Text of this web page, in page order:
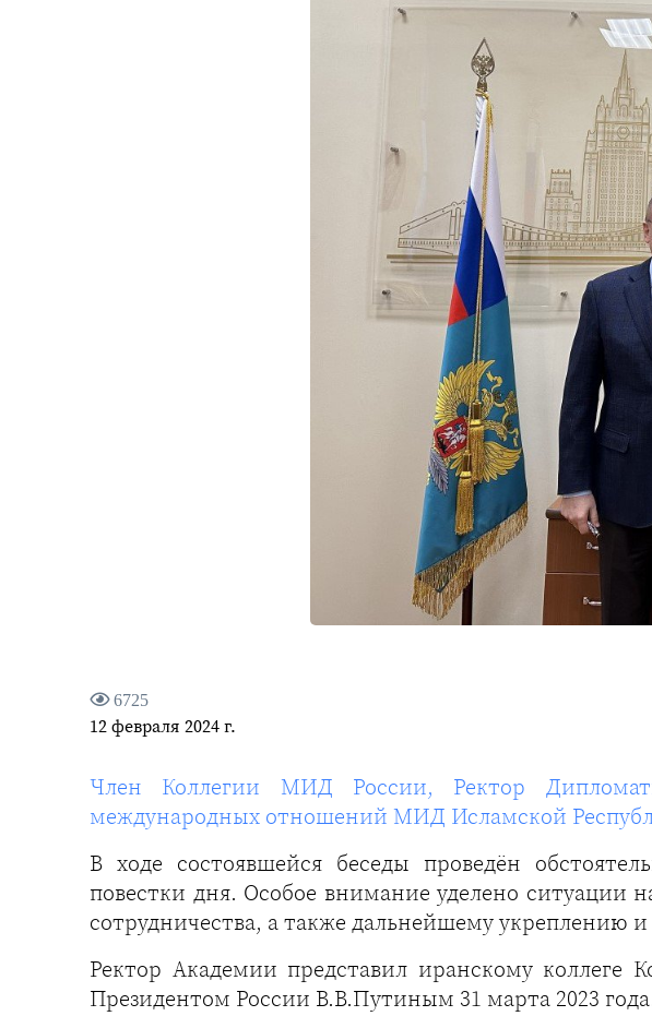
6725
12 февраля 2024 г.
Член Коллегии МИД России, Ректор
международных отношений МИД Исламской
В ходе состоявшейся беседы проведён
повестки дня. Особое внимание уделено ситуации
сотрудничества, а также дальнейшему
Ректор Академии представил иранскому
Президентом России В.В.Путиным 31 марта 2023